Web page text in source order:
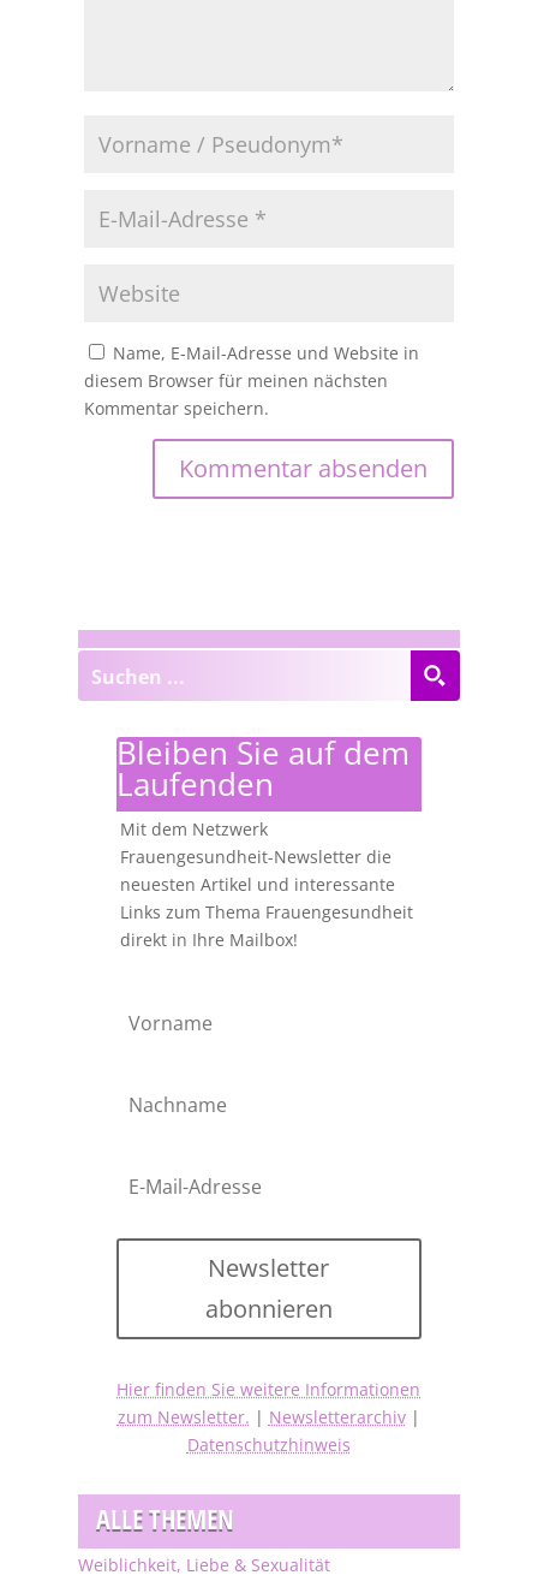
Name, E-Mail-Adresse und Website in
diesem Browser für meinen nächsten
Kommentar speichern.
Bleiben Sie auf dem
Laufenden
Mit dem Netzwerk
Frauengesundheit-Newsletter die
neuesten Artikel und interessante
Links zum Thema Frauengesundheit
direkt in Ihre Mailbox!
Newsletter
abonnieren
Hier finden Sie weitere Informationen
zum Newsletter. | Newsletterarchiv|
Datenschutzhinweis
ALLE THEMEN
Weiblichkeit, Liebe & Sexualität